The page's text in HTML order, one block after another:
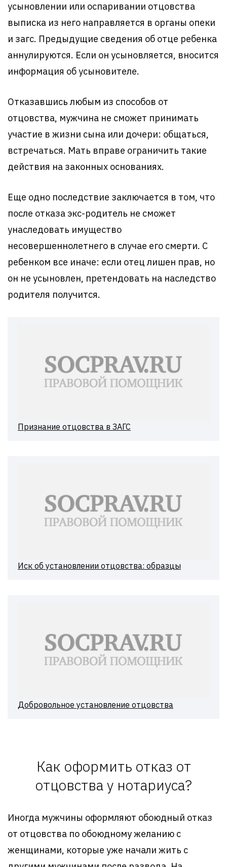
усыновлении или оспаривании отцовства
выписка из него направляется в органы опеки
и загс. Предыдущие сведения об отце ребенка
аннулируются. Если он усыновляется, вносится
информация об усыновителе.
Отказавшись любым из способов от
отцовства, мужчина не сможет принимать
участие в жизни сына или дочери: общаться,
встречаться. Мать вправе ограничить такие
действия на законных основаниях.
Еще одно последствие заключается в том, что
после отказа экс-родитель не сможет
унаследовать имущество
несовершеннолетнего в случае его смерти. С
ребенком все иначе: если отец лишен прав, но
он не усыновлен, претендовать на наследство
родителя получится.
Признание отцовства в ЗАГС
Иск об установлении отцовства: образцы
Добровольное установление отцовства
Как оформить отказ от
отцовства у нотариуса?
Иногда мужчины оформляют обоюдный отказ
от отцовства по обоюдному желанию с
женщинами, которые уже начали жить с